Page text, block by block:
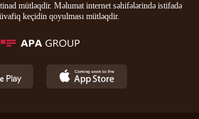
mütləqdir. Məlumat internet səhifələrində istifadə
keçidin qoyulması mütləqdir.